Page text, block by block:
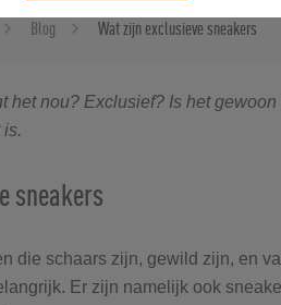
Blog Wat zijn exclusieve sneakers
het nou? Exclusief? Is het
is.
sneakers
die schaars zijn, gewild zijn, en
Er zijn namelijk ook